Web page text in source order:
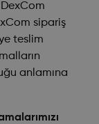
sipariş
teslim
anlamına